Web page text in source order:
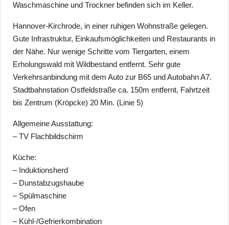
Waschmaschine und Trockner befinden sich im Keller.
Hannover-Kirchrode, in einer ruhigen Wohnstraße gelegen.
Gute Infrastruktur, Einkaufsmöglichkeiten und Restaurants in
der Nähe. Nur wenige Schritte vom Tiergarten, einem
Erholungswald mit Wildbestand entfernt. Sehr gute
Verkehrsanbindung mit dem Auto zur B65 und Autobahn A7.
Stadtbahnstation Ostfeldstraße ca. 150m entfernt, Fahrtzeit
bis Zentrum (Kröpcke) 20 Min. (Linie 5)
Allgemeine Ausstattung:
– TV Flachbildschirm
Küche:
– Induktionsherd
– Dunstabzugshaube
– Spülmaschine
– Ofen
– Kühl-/Gefrierkombination